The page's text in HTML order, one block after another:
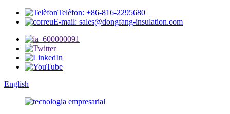
Telèfon: +86-816-2295680
E-mail: sales@dongfang-insulation.com
English